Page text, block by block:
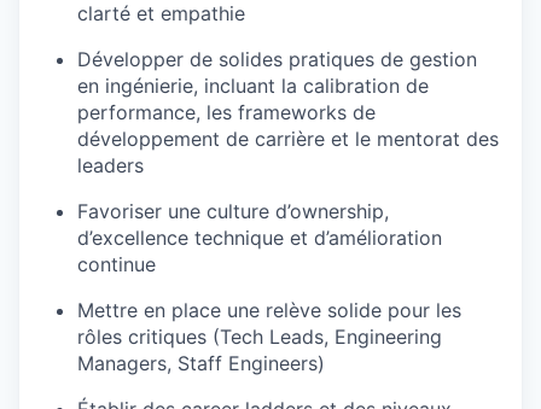
clarté et empathie
Développer de solides pratiques de gestion
en ingénierie, incluant la calibration de
performance, les frameworks de
développement de carrière et le mentorat des
leaders
Favoriser une culture d’ownership,
d’excellence technique et d’amélioration
continue
Mettre en place une relève solide pour les
rôles critiques (Tech Leads, Engineering
Managers, Staff Engineers)